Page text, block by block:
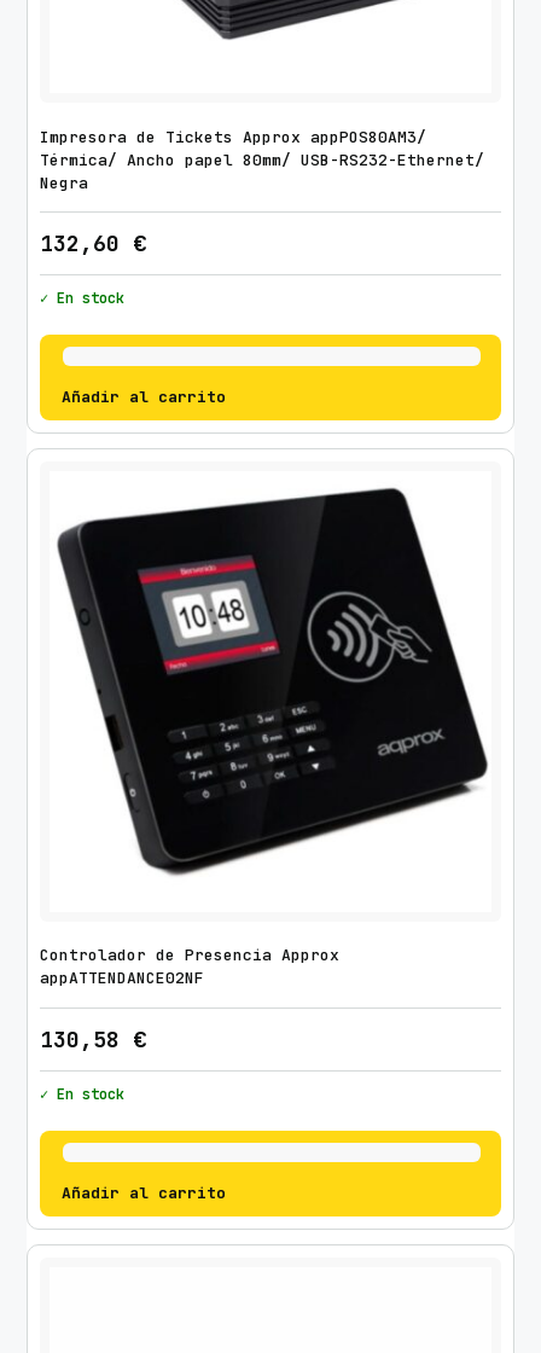
Impresora de Tickets Approx appPOS80AM3/
Térmica/ Ancho papel 80mm/ USB-RS232-Ethernet/
Negra
132,60 €
✓ En stock
Añadir al carrito
Controlador de Presencia Approx
appATTENDANCE02NF
130,58 €
✓ En stock
Añadir al carrito